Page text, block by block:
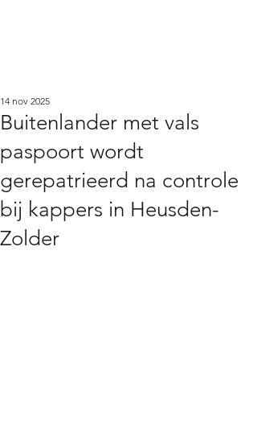
Buitenlander met vals
paspoort wordt
gerepatrieerd na controle
bij kappers in Heusden-
Zolder
14 nov 2025